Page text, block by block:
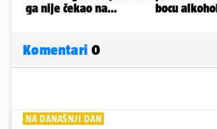
Komentari 0
NA DANAŠNJI DAN